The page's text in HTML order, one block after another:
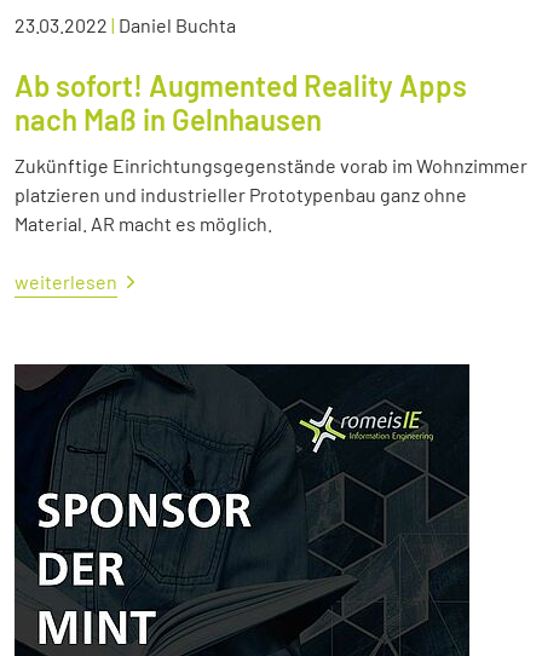
23.03.2022 | Daniel Buchta
Ab sofort! Augmented Reality Apps
nach Maß in Gelnhausen
Zukünftige Einrichtungsgegenstände vorab im Wohnzimmer
platzieren und industrieller Prototypenbau ganz ohne
Material. AR macht es möglich.
weiterlesen